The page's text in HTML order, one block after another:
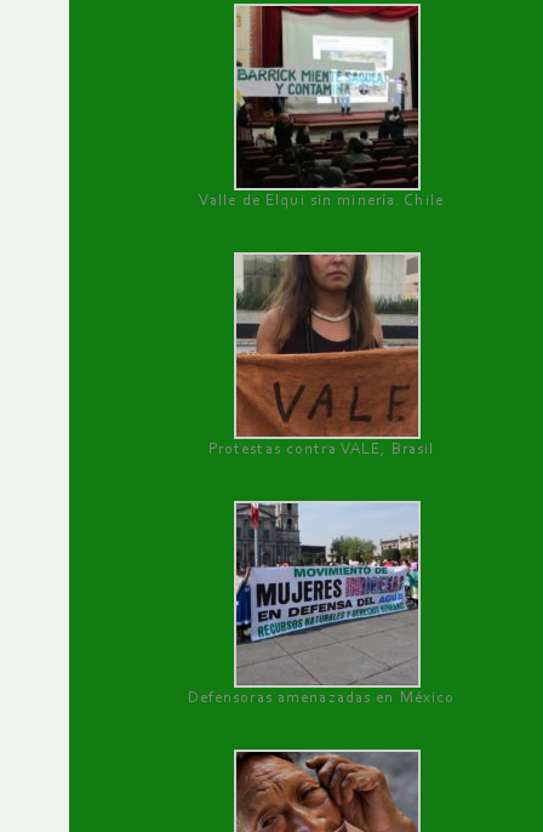
Valle de Elqui sin minería. Chile
Protestas contra VALE, Brasil
Defensoras amenazadas en México